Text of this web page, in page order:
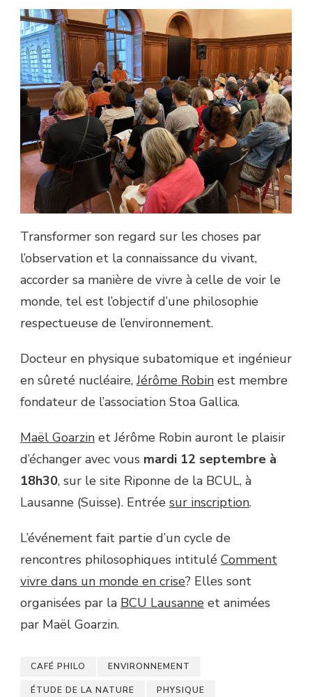
CONNAÎTRE
NATURE
Transformer son regard sur les choses par
l’observation et la connaissance du vivant,
accorder sa manière de vivre à celle de voir le
monde, tel est l’objectif d’une philosophie
respectueuse de l’environnement.
Docteur en physique subatomique et ingénieur
en sûreté nucléaire,Jérôme Robin est membre
fondateur de l’association Stoa Gallica.
Maël Goarzin et Jérôme Robin auront le plaisir
d’échanger avec vous mardi 12 septembre à
18h30, sur le site Riponne de la BCUL, à
Lausanne (Suisse). Entrée sur inscription.
L’événement fait partie d’un cycle de
rencontres philosophiques intitulé Comment
vivre dans un monde en crise? Elles sont
organisées par la BCU Lausanne et animées
par Maël Goarzin.
CAFÉ PHILO ENVIRONNEMENT
ÉTUDE DE LA NATURE PHYSIQUE